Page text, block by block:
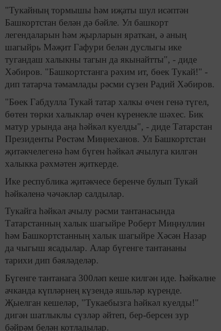
"Тукайның тормышы һәм иҗаты шул исәптән
Башкортстан белән дә бәйле. Ул башкорт
легендаларын һәм җырларын яраткан, ә аның
шагыйрь Мәҗит Гафури белән дуслыгы ике
тугандаш халыкны тагын да якынайтты", - диде
Хәбиров. "Башкортстанга рәхим ит, бөек Тукай!" -
дип татарча тәмамлады рәсми сүзен Радий Хәбиров.
"Бөек Габдулла Тукай татар халкы өчен генә түгел,
бөтен төрки халыклар өчен күренекле шәхес. Бик
матур урында аңа һәйкәл куелды", - диде Татарстан
Президенты Рөстәм Миңнеханов. Ул Башкортстан
җитәкчелегенә һәм бүген һәйкәл ачылуга килгән
халыкка рәхмәтен җиткерде.
Ике республика җитәкчесе беренче булып Тукай
һәйкәленә чәчәкләр салдылар.
Тукайга һәйкәл ачылу рәсми тантанасында
Татарстанның халык шагыйре Роберт Миңнуллин
һәм Башкортстанның халык шагыйре Хәсән Назар
да чыгыш ясадылар. Алар бүгенге тантананы
тарихи дип бәяләделәр.
Бүгенге тантанага 300ләп кеше килгән иде. Һәйкәлне
ачканда күпләрнең күзендә яшьләр күренде.
Җыелган кешеләр, "Тукаебызга һәйкәл куелды!"
дигән шатлыклы сүзләр әйтеп, бер-берсен зур
бәйрәм белән котладылар.